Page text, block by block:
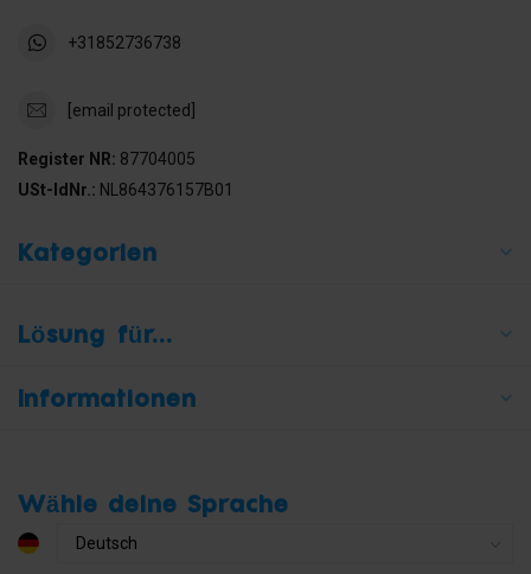
+31852736738
[email protected]
Register NR: 87704005
USt-IdNr.: NL864376157B01
Kategorien
Lösung für...
Informationen
Wähle deine Sprache